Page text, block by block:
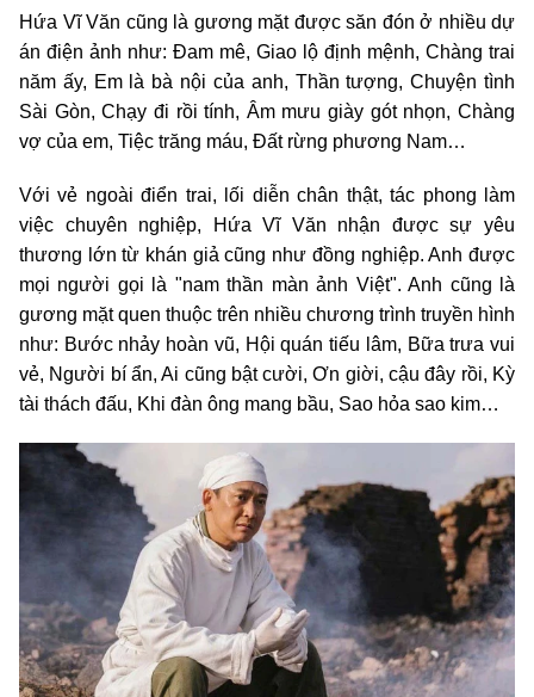
Hứa Vĩ Văn cũng là gương mặt được săn đón ở nhiều dự
án điện ảnh như: Đam mê, Giao lộ định mệnh, Chàng trai
năm ấy, Em là bà nội của anh, Thần tượng, Chuyện tình
Sài Gòn, Chạy đi rồi tính, Âm mưu giày gót nhọn, Chàng
vợ của em, Tiệc trăng máu, Đất rừng phương Nam…
Với vẻ ngoài điển trai, lối diễn chân thật, tác phong làm
việc chuyên nghiệp, Hứa Vĩ Văn nhận được sự yêu
thương lớn từ khán giả cũng như đồng nghiệp. Anh được
mọi người gọi là "nam thần màn ảnh Việt". Anh cũng là
gương mặt quen thuộc trên nhiều chương trình truyền hình
như: Bước nhảy hoàn vũ, Hội quán tiếu lâm, Bữa trưa vui
vẻ, Người bí ẩn, Ai cũng bật cười, Ơn giời, cậu đây rồi, Kỳ
tài thách đấu, Khi đàn ông mang bầu, Sao hỏa sao kim…